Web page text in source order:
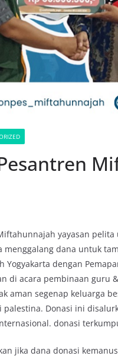
yayasan
dana untuk
dengan
di acara pembinaan guru
aman segenap keluarga
Donasi ini
donasi
jika dana donasi